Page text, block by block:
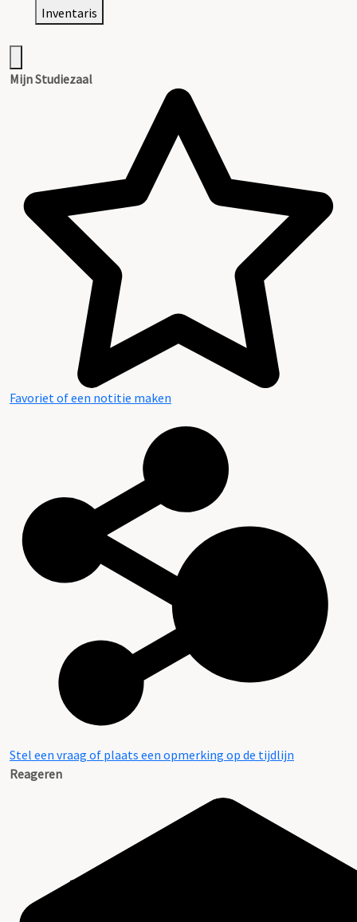
Inventaris
Mijn Studiezaal
Favoriet of een notitie maken
Stel een vraag of plaats een opmerking op de tijdlijn
Reageren